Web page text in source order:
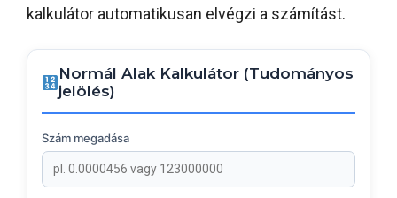
kalkulátor automatikusan elvégzi a számítást.
Normál Alak Kalkulátor (Tudományos
jelölés)
Szám megadása